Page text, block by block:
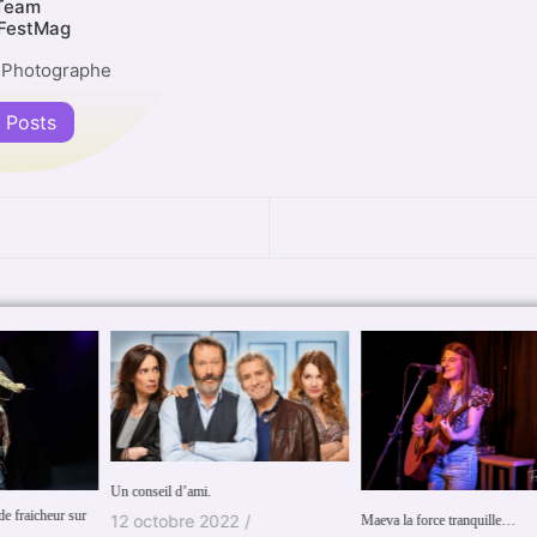
Posts
Un conseil d’ami.
12 octobre 2022 / Maeva la force tranquille…